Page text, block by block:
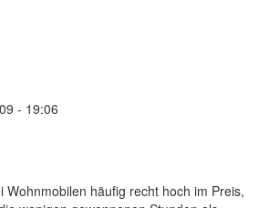
- 19:06
Wohnmobilen häufig recht hoch im Preis,